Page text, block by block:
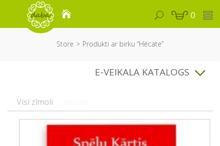
0
Store Produkti ar birku “Hecate”
E-VEIKALA KATALOGS
Visi zīmoli